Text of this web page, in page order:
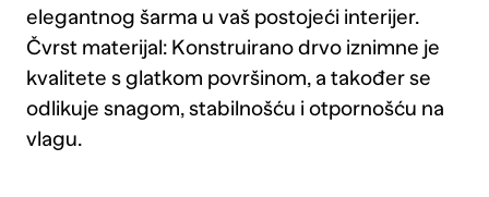
elegantnog šarma u vaš postojeći interijer.
Čvrst materijal: Konstruirano drvo iznimne je
kvalitete s glatkom površinom, a također se
odlikuje snagom, stabilnošću i otpornošću na
vlagu.